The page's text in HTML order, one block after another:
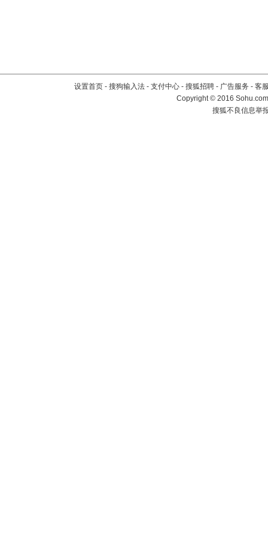
设置首页 - 搜狗输入法 - 支付中心 - 搜狐招聘 - 广告服务 - 客
Copyright©2016
搜狐不良信息举